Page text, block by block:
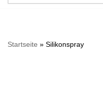
Startseite » Silikonspray